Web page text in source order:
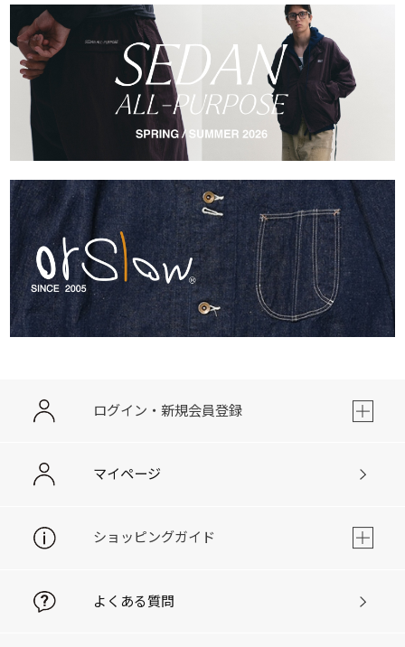
ログイン・新規会員登録
マイページ
ショッピングガイド
よくある質問